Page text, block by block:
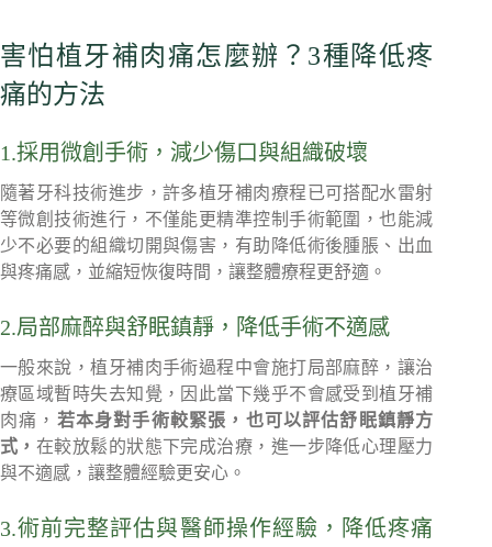
害怕植牙補肉痛怎麼辦？3種降低疼
痛的方法
1.採用微創手術，減少傷口與組織破壞
隨著牙科技術進步，許多植牙補肉療程已可搭配水雷射
等微創技術進行，不僅能更精準控制手術範圍，也能減
少不必要的組織切開與傷害，有助降低術後腫脹、出血
與疼痛感，並縮短恢復時間，讓整體療程更舒適。
2.局部麻醉與舒眠鎮靜，降低手術不適感
一般來說，植牙補肉手術過程中會施打局部麻醉，讓治
療區域暫時失去知覺，因此當下幾乎不會感受到植牙補
肉痛， 若本身對手術較緊張，也可以評估舒眠鎮靜方
式， 在較放鬆的狀態下完成治療，進一步降低心理壓力
與不適感，讓整體經驗更安心。
3.術前完整評估與醫師操作經驗，降低疼痛